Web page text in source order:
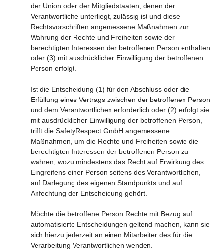
der Union oder der Mitgliedstaaten, denen der
Verantwortliche unterliegt, zulässig ist und diese
Rechtsvorschriften angemessene Maßnahmen zur
Wahrung der Rechte und Freiheiten sowie der
berechtigten Interessen der betroffenen Person enthalten
oder (3) mit ausdrücklicher Einwilligung der betroffenen
Person erfolgt.
Ist die Entscheidung (1) für den Abschluss oder die
Erfüllung eines Vertrags zwischen der betroffenen Person
und dem Verantwortlichen erforderlich oder (2) erfolgt sie
mit ausdrücklicher Einwilligung der betroffenen Person,
trifft die SafetyRespect GmbH angemessene
Maßnahmen, um die Rechte und Freiheiten sowie die
berechtigten Interessen der betroffenen Person zu
wahren, wozu mindestens das Recht auf Erwirkung des
Eingreifens einer Person seitens des Verantwortlichen,
auf Darlegung des eigenen Standpunkts und auf
Anfechtung der Entscheidung gehört.
Möchte die betroffene Person Rechte mit Bezug auf
automatisierte Entscheidungen geltend machen, kann sie
sich hierzu jederzeit an einen Mitarbeiter des für die
Verarbeitung Verantwortlichen wenden.